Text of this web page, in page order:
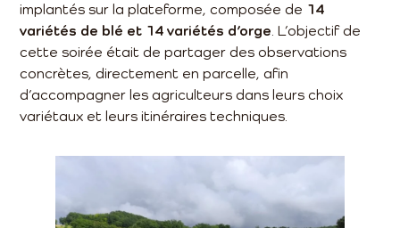
implantés sur la plateforme, composée de 14
variétés de blé et 14 variétés d’orge. L’objectif de
cette soirée était de partager des observations
concrètes, directement en parcelle, afin
d’accompagner les agriculteurs dans leurs choix
variétaux et leurs itinéraires techniques.